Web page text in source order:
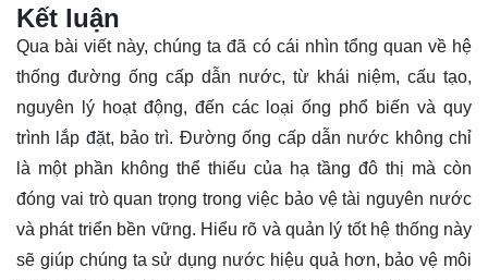
Kết luận
Qua bài viết này, chúng ta đã có cái nhìn tổng quan về hệ
thống đường ống cấp dẫn nước, từ khái niệm, cấu tạo,
nguyên lý hoạt động, đến các loại ống phổ biến và quy
trình lắp đặt, bảo trì. Đường ống cấp dẫn nước không chỉ
là một phần không thể thiếu của hạ tầng đô thị mà còn
đóng vai trò quan trọng trong việc bảo vệ tài nguyên nước
và phát triển bền vững. Hiểu rõ và quản lý tốt hệ thống này
sẽ giúp chúng ta sử dụng nước hiệu quả hơn, bảo vệ môi